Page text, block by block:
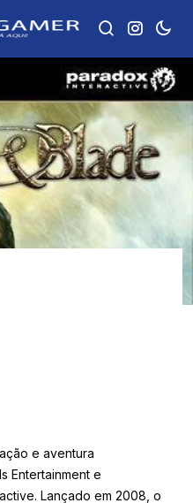
e aventura
Entertainment e
Lançado em 2008, o